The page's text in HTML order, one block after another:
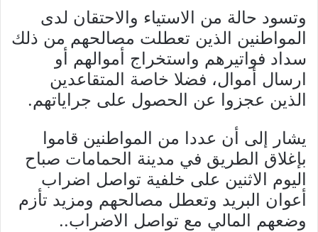
وتسود حالة من الاستياء والاحتقان لدى
المواطنين الذين تعطلت مصالحهم من ذلك
سداد فواتيرهم واستخراج أموالهم أو
ارسال أموال، فضلا خاصة المتقاعدين
الذين عجزوا عن الحصول على جراياتهم.
يشار إلى أن عددا من المواطنين قاموا
بإغلاق الطريق في مدينة الحمامات صباح
اليوم الاثنين على خلفية تواصل اضراب
أعوان البريد وتعطل مصالحهم ومزيد تأزم
وضعهم المالي مع تواصل الاضراب..